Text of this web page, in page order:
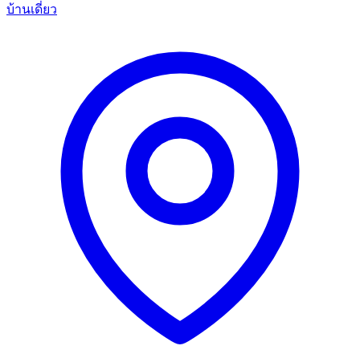
บ้านเดี่ยว